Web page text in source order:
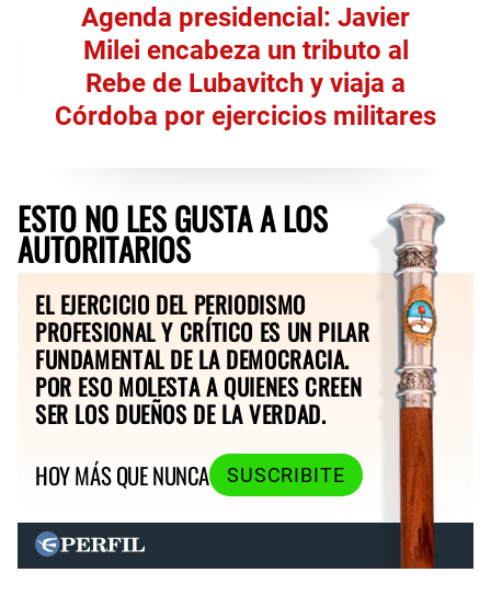
Agenda presidencial: Javier
Milei encabeza un tributo al
Rebe de Lubavitch y viaja a
Córdoba por ejercicios militares
ESTO NO LES GUSTA A LOS
AUTORITARIOS
EL EJERCICIO DEL PERIODISMO
PROFESIONAL Y CRÍTICO ES UN PILAR
FUNDAMENTAL DE LA DEMOCRACIA.
POR ESO MOLESTA A QUIENES CREEN
SER LOS DUEÑOS DE LA VERDAD.
HOY MÁS QUE NUNCA
SUSCRIBITE